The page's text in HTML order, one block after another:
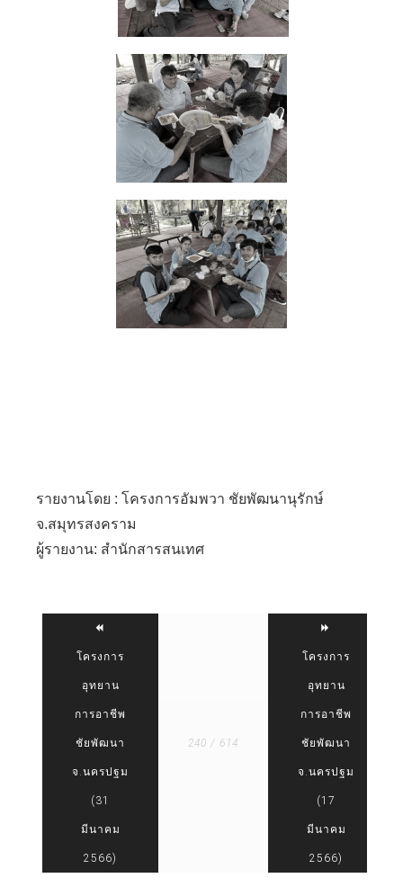
รายงานโดย : โครงการอัมพวา ชัยพัฒนานุรักษ์
จ.สมุทรสงคราม
ผู้รายงาน: สำนักสารสนเทศ
โครงการ
อุทยาน
การอาชีพ
ชัยพัฒนา
จ.นครปฐม
(31
มีนาคม
2566)
240 / 614
โครงการ
อุทยาน
การอาชีพ
ชัยพัฒนา
จ.นครปฐม
(17
มีนาคม
2566)